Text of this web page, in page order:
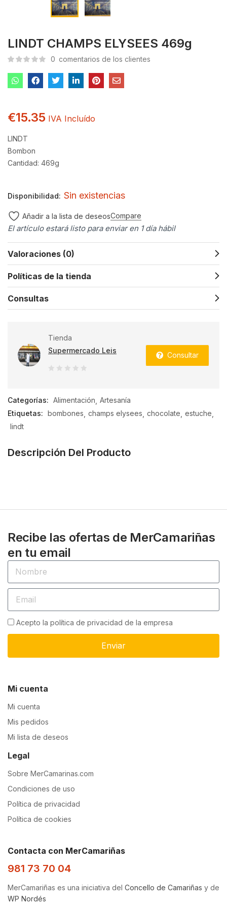
LINDT CHAMPS ELYSEES 469g
0 comentarios de los clientes
€15.35 IVA Incluído
LINDT
Bombon
Cantidad: 469g
Disponibilidad: Sin existencias
Añadir a la lista de deseosCompare
El artículo estará listo para enviar en 1 día hábil
Valoraciones (0)
Políticas de la tienda
Consultas
Tienda
Supermercado Leis
Consultar
Categorías: Alimentación Artesanía
Etiquetas: bombones champs elysees chocolate estuche
lindt
Descripción Del Producto
Recibe las ofertas de MerCamariñas
en tu email
Acepto la política de privacidad de la empresa
Enviar
Mi cuenta
Mi cuenta
Mis pedidos
Mi lista de deseos
Legal
Sobre MerCamarinas.com
Condiciones de uso
Política de privacidad
Política de cookies
Contacta con MerCamariñas
981 73 70 04
MerCamariñas es una iniciativa del Concello de Camariñas y de
WP Nordés